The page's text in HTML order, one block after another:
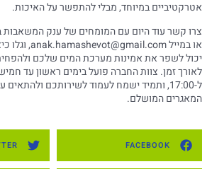
אטרקטיביים במיוחד, מבלי להתפשר על האיכות.
או במיילanak.hamashevot@gmail.com, וגלו
יכול לשפר את אמינות מערכת המים שלכם
ל-17:00, ותמיד ישמח לעמוד לשירותכם
המאגרים המושלם.
FACEBOOK